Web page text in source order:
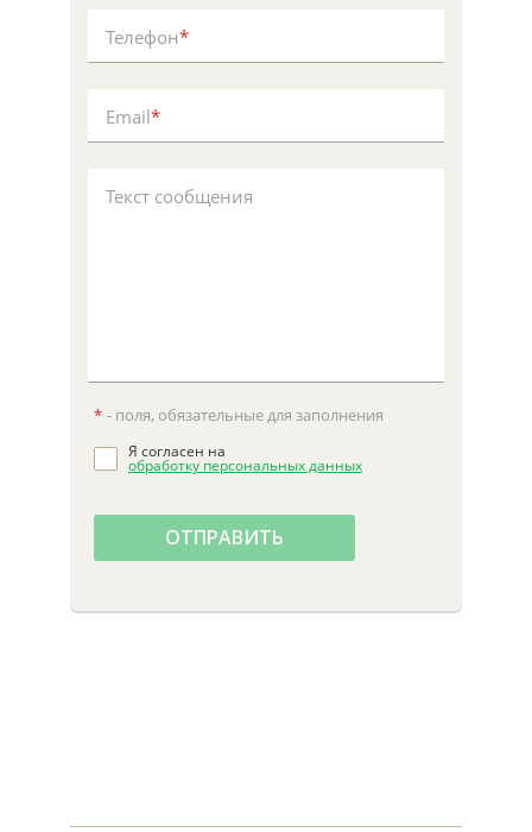
Телефон*
Email*
Текст сообщения
* - поля, обязательные для заполнения
Я согласен на
обработку персональных данных
ОТПРАВИТЬ